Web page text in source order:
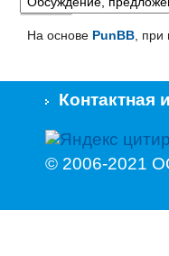
На основе PunBB ,
Контактная
© 2006-2021